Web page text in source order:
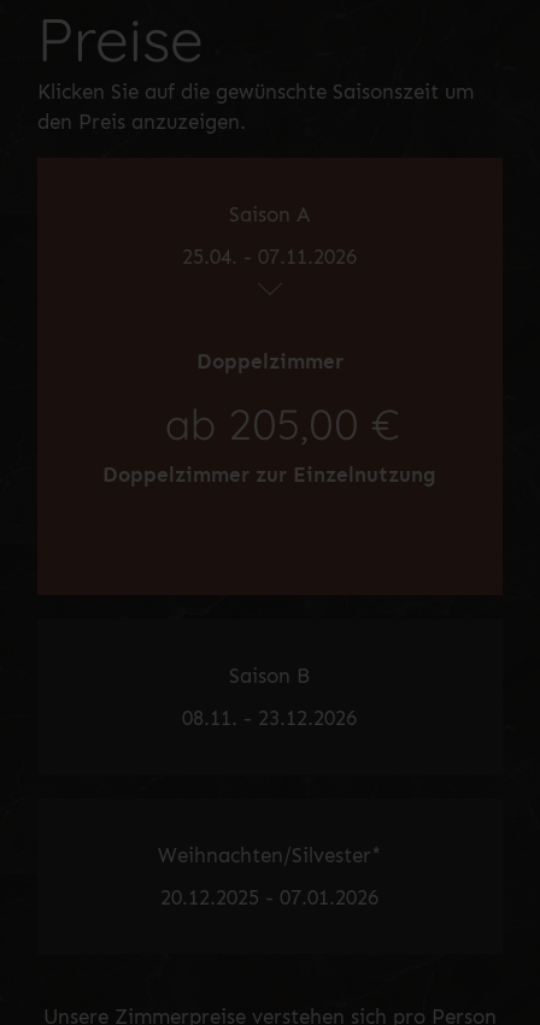
Preise
Klicken Sie auf die gewünschte Saisonszeit um
den Preis anzuzeigen.
Saison A
25.04. - 07.11.2026
Doppelzimmer
ab 205,00 €
Doppelzimmer zur Einzelnutzung
Saison B
08.11. - 23.12.2026
Weihnachten/Silvester*
20.12.2025 - 07.01.2026
Unsere Zimmerpreise verstehen sich pro Person